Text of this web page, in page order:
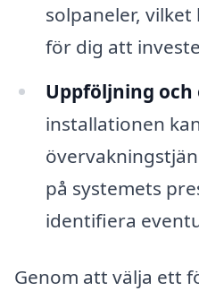
solpaneler,
för dig att
Uppföljning
installationen
på systemets
identifiera
Genom att välja ett